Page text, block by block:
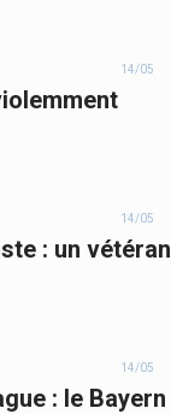
14/05
14/05
: un vétéran
14/05
: le Bayern